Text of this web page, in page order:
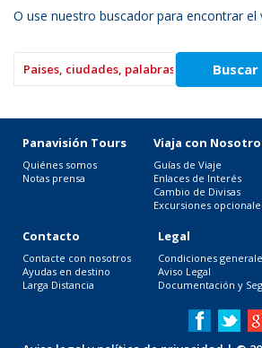
O use nuestro buscador para encontrar el
Panavisión Tours
Quiénes somos
Notas prensa
Viaja con
Guías de Viaje
Enlaces de Interés
Cambio de Divisas
Excursiones
Contacto
Contacte con nosotros
Ayudas en destino
Larga Distancia
Legal
Condiciones
Aviso Legal
Documentación y